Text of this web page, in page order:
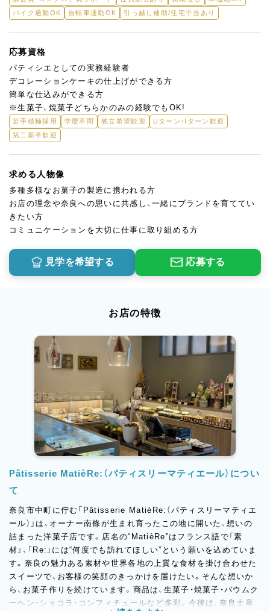
バイク通勤OK
自転車通勤OK 引っ越し補助/住宅手当あり
応募資格
パティシエとしての実務経験者
デコレーションケーキの仕上げができる方
簡単な仕込みができる方
※生菓子、焼菓子どちらかのみの経験でもOK!
若手積極採用 学歴不問 独立希望歓迎
Uターン・Iターン歓迎
第二新卒歓迎
求める人物像
多種多様なお菓子の製造に携われる方
お店の理念や奈良への思いに共感し、一緒にブランドを育ててい
きたい方
コミュニケーションを大切に仕事に取り組める方
見学を希望する 応募する
お店の特徴
Pâtisserie MatièRe:（パティスリーマティエール）につい
て
奈良市中町に佇む「Pâtisserie MatièRe:（パティスリーマティエ
ール）」は、オーナー南條が生まれ育ったこの地に開いた、想いの
詰まった洋菓子店です。店名の“MatièRe”はフランス語で「素
材」、「Re:」には“何度でも訪れてほしい”という願いを込めていま
す。奈良の魅力ある素材や世界各地の上質な食材を掛け合わせた
スイーツで、お客様の笑顔のきっかけを届けたい。そんな想いか
ら、お菓子作りを続けています。商品は、生菓子・焼菓子・バウムク
ーヘン・ショコラ・コンフィチュールなど多彩。今後は、奈良土産